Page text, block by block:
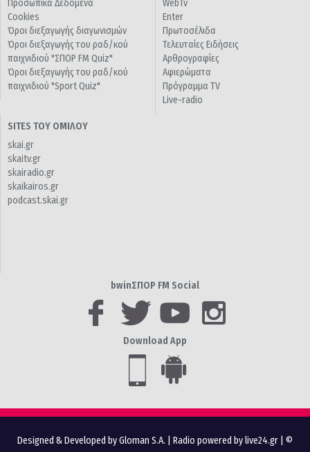
Προσωπικά Δεδομένα
Cookies
Όροι διεξαγωγής διαγωνισμών
Όροι διεξαγωγής του ραδ/κού
παιχνιδιού "ΣΠΟΡ FM Quiz"
Όροι διεξαγωγής του ραδ/κού
παιχνιδιού "Sport Quiz"
WebTv
Enter
Πρωτοσέλιδα
Τελευταίες Ειδήσεις
Αρθρογραφίες
Αφιερώματα
Πρόγραμμα TV
Live-radio
SITES ΤΟΥ ΟΜΙΛΟΥ
skai.gr
skaitv.gr
skairadio.gr
skaikairos.gr
podcast.skai.gr
bwinΣΠΟΡ FM Social
Download App
Designed & Developed by Gloman S.A. Radio powered by live24.gr | ©